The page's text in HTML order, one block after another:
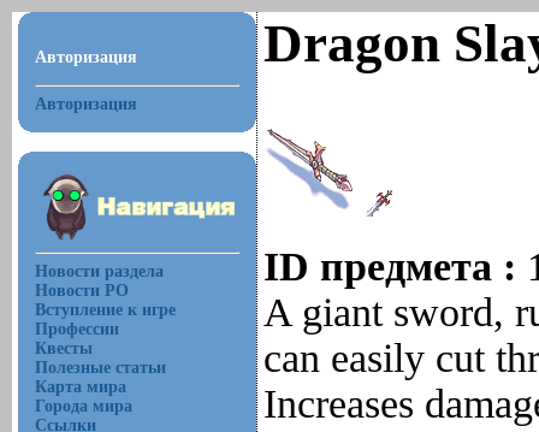
Авторизация
Авторизация
Новости раздела
Новости РО
Вступление к игре
Профессии
Квесты
Полезные статьи
Карта мира
Города мира
Ссылки
Dragon
ID предмета :
A giant sword,
can easily cut
Increases